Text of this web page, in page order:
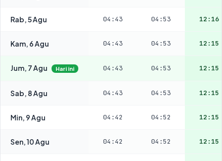
Rab, 5 Agu 04:43 04:53 12:16
Kam, 6 Agu 04:43 04:53 12:15
Jum, 7 Agu Hari ini 04:43 04:53 12:15
Sab, 8 Agu 04:43 04:53 12:15
Min, 9 Agu 04:42 04:52 12:15
Sen, 10 Agu 04:42 04:52 12:15